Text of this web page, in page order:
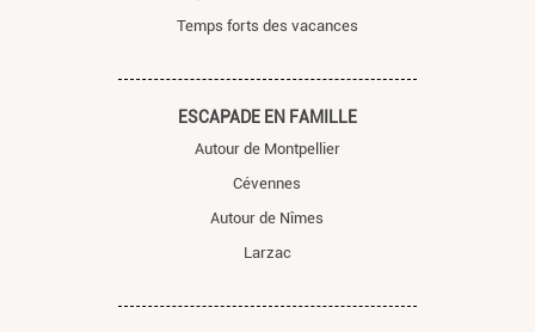
Temps forts des vacances
ESCAPADE EN FAMILLE
Autour de Montpellier
Cévennes
Autour de Nîmes
Larzac